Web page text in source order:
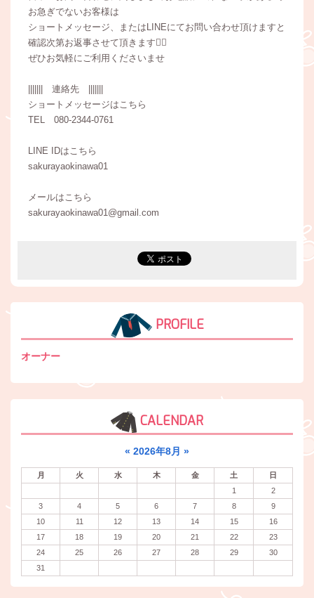
お急ぎでないお客様は
ショートメッセージ、またはLINEにてお問い合わせ頂けますと
確認次第お返事させて頂きます🙇‍♀️
ぜひお気軽にご利用くださいませ
||||||| 連絡先 |||||||
ショートメッセージはこちら
TEL 080-2344-0761
LINE IDはこちら
sakurayaokinawa01
メールはこちら
sakurayaokinawa01@gmail.com
PROFILE
オーナー
CALENDAR
« 2026年8月 »
月 火 水 木 金 土
日
1
2
3
4 5 6 7 8
9
10
11 12 13 14 15
16
17
18 19 20 21 22
23
24
25 26 27 28 29
30
31